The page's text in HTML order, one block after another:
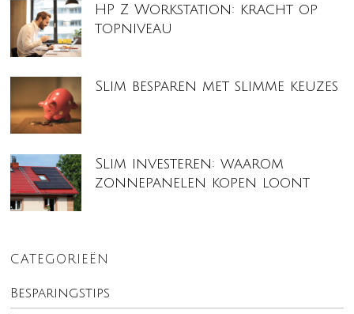
HP Z Workstation: kracht op
topniveau
Slim besparen met slimme keuzes
Slim investeren: waarom
zonnepanelen kopen loont
CATEGORIEËN
Besparingstips